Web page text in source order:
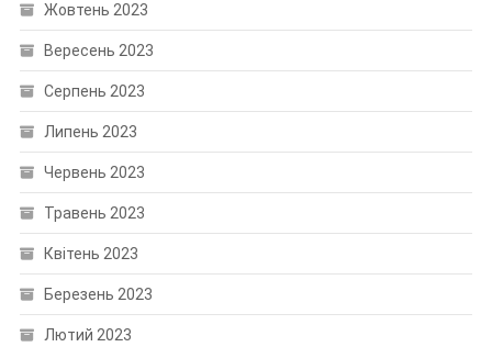
Жовтень 2023
Вересень 2023
Серпень 2023
Липень 2023
Червень 2023
Травень 2023
Квітень 2023
Березень 2023
Лютий 2023